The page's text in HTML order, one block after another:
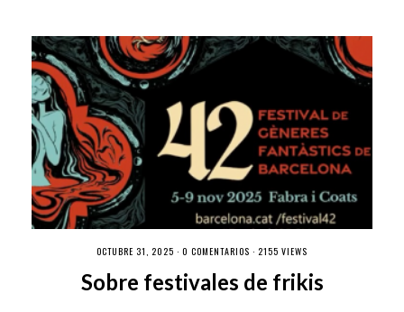
OCTUBRE 31, 2025 · 0 COMENTARIOS · 2155 VIEWS
Sobre festivales de frikis